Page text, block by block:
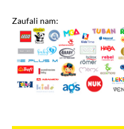
Zaufali nam: